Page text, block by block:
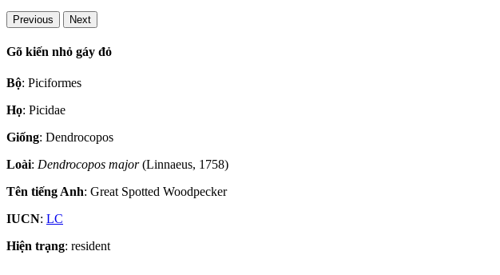
Previous Next
Gõ kiến nhỏ gáy đỏ
Bộ: Piciformes
Họ: Picidae
Giống: Dendrocopos
Loài: Dendrocopos major(Linnaeus, 1758)
Tên tiếng Anh: Great Spotted Woodpecker
IUCN: LC
Hiện trạng: resident